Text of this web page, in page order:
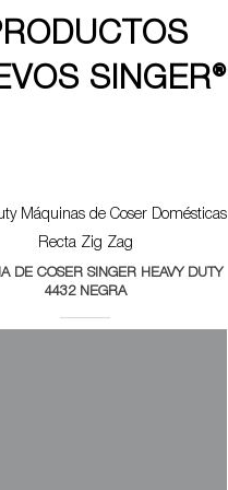
SINGER®
Máquinas de Coser Domésticas
Recta Zig Zag
DE COSER SINGER HEAVY DUTY
4432 NEGRA